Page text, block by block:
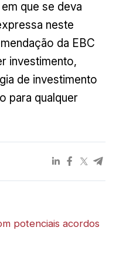
que se deva
neste
da EBC
investimento,
de investimento
para qualquer
potenciais acordos